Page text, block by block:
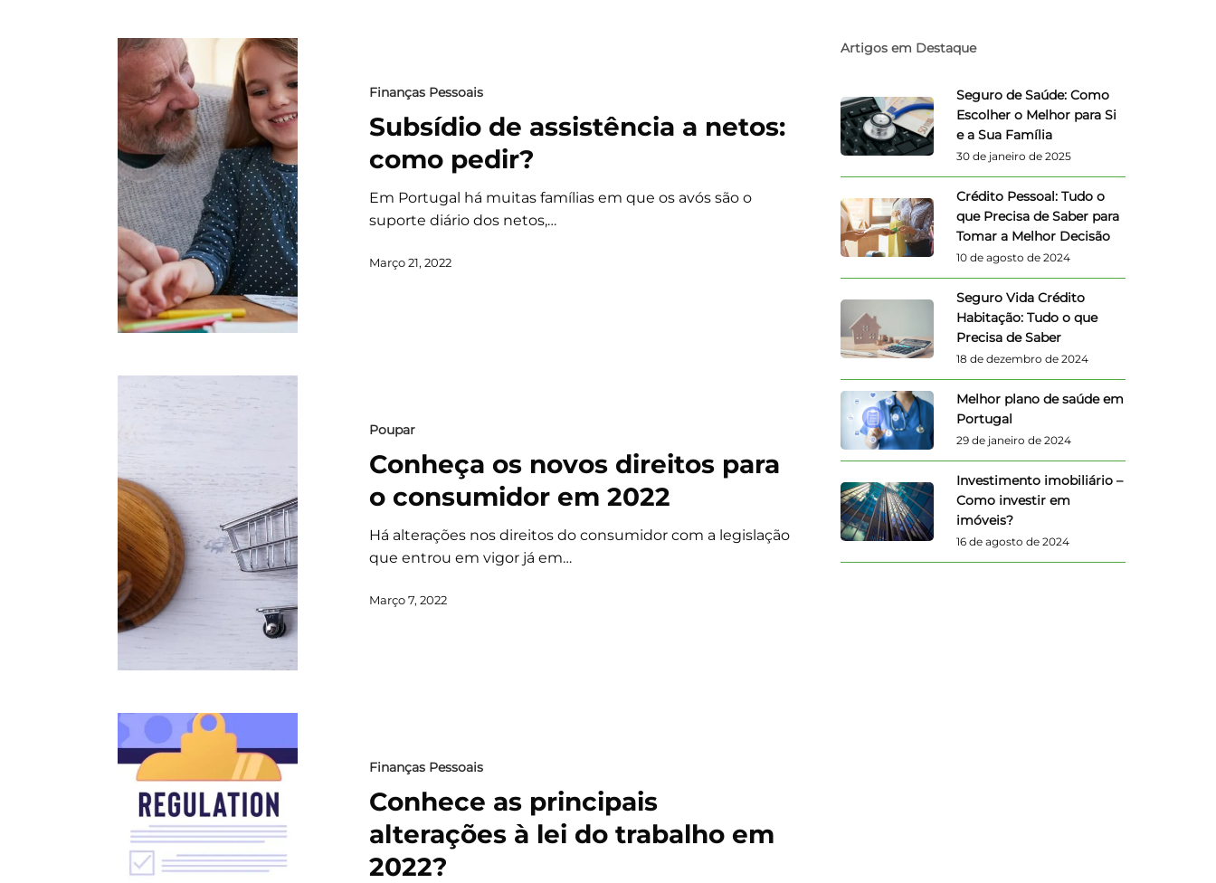
Finanças Pessoais
Subsídio de assistência a netos:
como pedir?
Em Portugal há muitas famílias em que os avós são o
suporte diário dos netos,…
Março 21, 2022
Poupar
Conheça os novos direitos para
o consumidor em 2022
Há alterações nos direitos do consumidor com a legislação
que entrou em vigor já em…
Março 7, 2022
Finanças Pessoais
Conhece as principais
alterações à lei do trabalho em
2022?
Artigos em Destaque
Seguro de Saúde: Como
Escolher o Melhor para Si
e a Sua Família
30 de janeiro de 2025
Crédito Pessoal: Tudo o
que Precisa de Saber para
Tomar a Melhor Decisão
10 de agosto de 2024
Seguro Vida Crédito
Habitação: Tudo o que
Precisa de Saber
18 de dezembro de 2024
Melhor plano de saúde em
Portugal
29 de janeiro de 2024
Investimento imobiliário –
Como investir em
imóveis?
16 de agosto de 2024